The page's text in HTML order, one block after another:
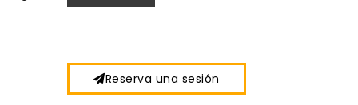
Reserva una sesión